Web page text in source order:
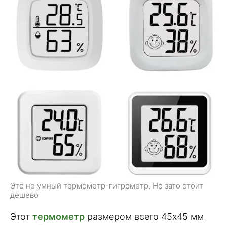
Это не умный термометр-гигрометр. Но зато стоит
дешево
Этот термометр размером всего 45х45 мм